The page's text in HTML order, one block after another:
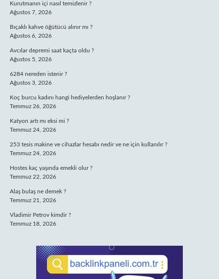
Kurutmanın içi nasıl temizlenir ?
Ağustos 7, 2026
Bıçaklı kahve öğütücü alınır mı ?
Ağustos 6, 2026
Avcılar depremi saat kaçta oldu ?
Ağustos 5, 2026
6284 nereden istenir ?
Ağustos 3, 2026
Koç burcu kadını hangi hediyelerden hoşlanır ?
Temmuz 26, 2026
Katyon artı mı eksi mi ?
Temmuz 24, 2026
253 tesis makine ve cihazlar hesabı nedir ve ne için kullanılır ?
Temmuz 24, 2026
Hostes kaç yaşında emekli olur ?
Temmuz 22, 2026
Alaş bulaş ne demek ?
Temmuz 21, 2026
Vladimir Petrov kimdir ?
Temmuz 18, 2026